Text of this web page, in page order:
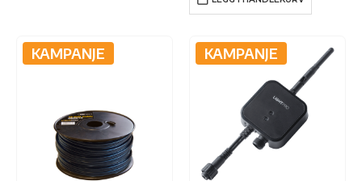
kr 999. kr 599,40.
KAMPANJE KAMPANJE